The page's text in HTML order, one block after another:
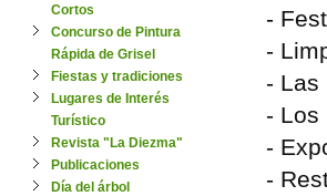
Cortos
Concurso de Pintura
Rápida de Grisel
Fiestas y tradiciones
Lugares de Interés
Turístico
Revista "La Diezma"
Publicaciones
Día del árbol
-
-
- Las
- Los
-
-